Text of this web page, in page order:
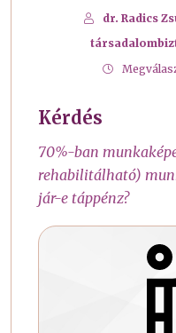
dr. Radics
Kérdés
70%-ban
rehabilitálható)
jár-e táppénz?